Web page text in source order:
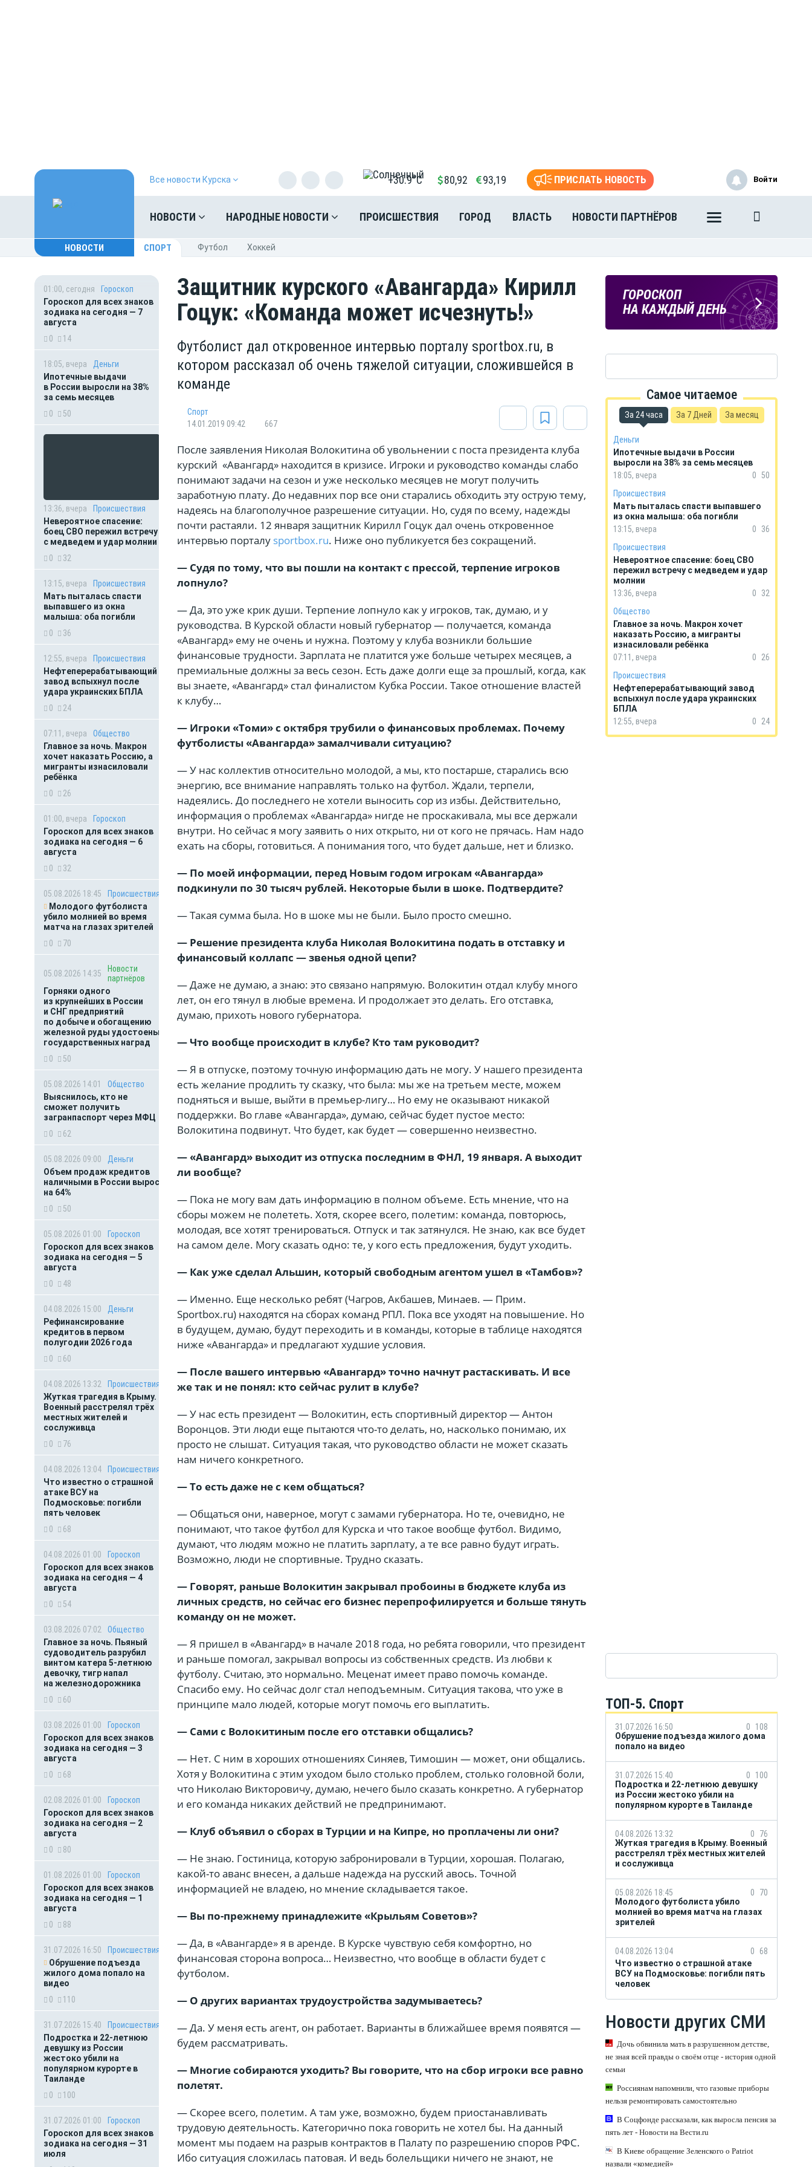
Все новости Курска +30.9°C 80,92 93,19 ПРИСЛАТЬ НОВОСТЬ
НОВОСТИ НАРОДНЫЕ НОВОСТИ ПРОИСШЕСТВИЯ ГОРОД ВЛАСТЬ НОВОСТИ ПАРТНЁРОВ
Войти
НОВОСТИ СПОРТ Футбол Хоккей
01:00, сегодня
Гороскоп
Гороскоп для всех знаков
зодиака на сегодня — 7
августа
0
14
18:05, вчера
Деньги
Ипотечные выдачи
в России выросли на 38%
за семь месяцев
0
50
13:36, вчера
Происшествия
Невероятное спасение:
боец СВО пережил встречу
с медведем и удар молнии
0
32
13:15, вчера
Происшествия
Мать пыталась спасти
выпавшего из окна
малыша: оба погибли
0
36
12:55, вчера
Происшествия
Нефтеперерабатывающий
завод вспыхнул после
удара украинских БПЛА
0
24
07:11, вчера
Общество
Главное за ночь. Макрон
хочет наказать Россию, а
мигранты изнасиловали
ребёнка
0
26
01:00, вчера
Гороскоп
Гороскоп для всех знаков
зодиака на сегодня — 6
августа
0
32
05.08.2026 18:45
Происшествия
Молодого футболиста
убило молнией во время
матча на глазах зрителей
0
70
05.08.2026 14:35
Новости
партнёров
Горняки одного
из крупнейших в России
и СНГ предприятий
по добыче и обогащению
железной руды удостоены
государственных наград
0
50
05.08.2026 14:01
Общество
Выяснилось, кто не
сможет получить
загранпаспорт через МФЦ
0
62
05.08.2026 09:00
Деньги
Объем продаж кредитов
наличными в России вырос
на 64%
0
50
05.08.2026 01:00
Гороскоп
Гороскоп для всех знаков
зодиака на сегодня — 5
августа
0
48
04.08.2026 15:00
Деньги
Рефинансирование
кредитов в первом
полугодии 2026 года
0
60
04.08.2026 13:32
Происшествия
Жуткая трагедия в Крыму.
Военный расстрелял трёх
местных жителей и
сослуживца
0
76
04.08.2026 13:04
Происшествия
Что известно о страшной
атаке ВСУ на
Подмосковье: погибли
пять человек
0
68
04.08.2026 01:00
Гороскоп
Гороскоп для всех знаков
зодиака на сегодня — 4
августа
0
54
03.08.2026 07:02
Общество
Главное за ночь. Пьяный
судоводитель разрубил
винтом катера 5-летнюю
девочку, тигр напал
на железнодорожника
0
60
03.08.2026 01:00
Гороскоп
Гороскоп для всех знаков
зодиака на сегодня — 3
августа
0
68
02.08.2026 01:00
Гороскоп
Гороскоп для всех знаков
зодиака на сегодня — 2
августа
0
80
01.08.2026 01:00
Гороскоп
Гороскоп для всех знаков
зодиака на сегодня — 1
августа
0
88
31.07.2026 16:50
Происшествия
Обрушение подъезда
жилого дома попало на
видео
0
110
31.07.2026 15:40
Происшествия
Подростка и 22-летнюю
девушку из России
жестоко убили на
популярном курорте в
Таиланде
0
100
31.07.2026 01:00
Гороскоп
Гороскоп для всех знаков
зодиака на сегодня — 31
июля
Защитник курского «Авангарда» Кирилл
Гоцук: «Команда может исчезнуть!»
Футболист дал откровенное интервью порталу sportbox.ru, в
котором рассказал об очень тяжелой ситуации, сложившейся в
команде
Спорт
14.01.2019 09:42
667
После заявления Николая Волокитина об увольнении с поста президента клуба
курский «Авангард» находится в кризисе. Игроки и руководство команды слабо
понимают задачи на сезон и уже несколько месяцев не могут получить
заработную плату. До недавних пор все они старались обходить эту острую тему,
надеясь на благополучное разрешение ситуации. Но, судя по всему, надежды
почти растаяли. 12 января защитник Кирилл Гоцук дал очень откровенное
интервью порталу sportbox.ru. Ниже оно публикуется без сокращений.
— Судя по тому, что вы пошли на контакт с прессой, терпение игроков
лопнуло?
— Да, это уже крик души. Терпение лопнуло как у игроков, так, думаю, и у
руководства. В Курской области новый губернатор — получается, команда
«Авангард» ему не очень и нужна. Поэтому у клуба возникли большие
финансовые трудности. Зарплата не платится уже больше четырех месяцев, а
премиальные должны за весь сезон. Есть даже долги еще за прошлый, когда, как
вы знаете, «Авангард» стал финалистом Кубка России. Такое отношение властей
к клубу…
— Игроки «Томи» с октября трубили о финансовых проблемах. Почему
футболисты «Авангарда» замалчивали ситуацию?
— У нас коллектив относительно молодой, а мы, кто постарше, старались всю
энергию, все внимание направлять только на футбол. Ждали, терпели,
надеялись. До последнего не хотели выносить сор из избы. Действительно,
информация о проблемах «Авангарда» нигде не проскакивала, мы все держали
внутри. Но сейчас я могу заявить о них открыто, ни от кого не прячась. Нам надо
ехать на сборы, готовиться. А понимания того, что будет дальше, нет и близко.
— По моей информации, перед Новым годом игрокам «Авангарда»
подкинули по 30 тысяч рублей. Некоторые были в шоке. Подтвердите?
— Такая сумма была. Но в шоке мы не были. Было просто смешно.
— Решение президента клуба Николая Волокитина подать в отставку и
финансовый коллапс — звенья одной цепи?
— Даже не думаю, а знаю: это связано напрямую. Волокитин отдал клубу много
лет, он его тянул в любые времена. И продолжает это делать. Его отставка,
думаю, прихоть нового губернатора.
— Что вообще происходит в клубе? Кто там руководит?
— Я в отпуске, поэтому точную информацию дать не могу. У нашего президента
есть желание продлить ту сказку, что была: мы же на третьем месте, можем
подняться и выше, выйти в премьер-лигу… Но ему не оказывают никакой
поддержки. Во главе «Авангарда», думаю, сейчас будет пустое место:
Волокитина подвинут. Что будет, как будет — совершенно неизвестно.
— «Авангард» выходит из отпуска последним в ФНЛ, 19 января. А выходит
ли вообще?
— Пока не могу вам дать информацию в полном объеме. Есть мнение, что на
сборы можем не полететь. Хотя, скорее всего, полетим: команда, повторюсь,
молодая, все хотят тренироваться. Отпуск и так затянулся. Не знаю, как все будет
на самом деле. Могу сказать одно: те, у кого есть предложения, будут уходить.
— Как уже сделал Альшин, который свободным агентом ушел в «Тамбов»?
— Именно. Еще несколько ребят (Чагров, Акбашев, Минаев. — Прим.
Sportbox.ru) находятся на сборах команд РПЛ. Пока все уходят на повышение. Но
в будущем, думаю, будут переходить и в команды, которые в таблице находятся
ниже «Авангарда» и предлагают худшие условия.
— После вашего интервью «Авангард» точно начнут растаскивать. И все
же так и не понял: кто сейчас рулит в клубе?
— У нас есть президент — Волокитин, есть спортивный директор — Антон
Воронцов. Эти люди еще пытаются что-то делать, но, насколько понимаю, их
просто не слышат. Ситуация такая, что руководство области не может сказать
нам ничего конкретного.
— То есть даже не с кем общаться?
— Общаться они, наверное, могут с замами губернатора. Но те, очевидно, не
понимают, что такое футбол для Курска и что такое вообще футбол. Видимо,
думают, что людям можно не платить зарплату, а те все равно будут играть.
Возможно, люди не спортивные. Трудно сказать.
— Говорят, раньше Волокитин закрывал пробоины в бюджете клуба из
личных средств, но сейчас его бизнес перепрофилируется и больше тянуть
команду он не может.
— Я пришел в «Авангард» в начале 2018 года, но ребята говорили, что президент
и раньше помогал, закрывал вопросы из собственных средств. Из любви к
футболу. Считаю, это нормально. Меценат имеет право помочь команде.
Спасибо ему. Но сейчас долг стал неподъемным. Ситуация такова, что уже в
принципе мало людей, которые могут помочь его выплатить.
— Сами с Волокитиным после его отставки общались?
— Нет. С ним в хороших отношениях Синяев, Тимошин — может, они общались.
Хотя у Волокитина с этим уходом было столько проблем, столько головной боли,
что Николаю Викторовичу, думаю, нечего было сказать конкретно. А губернатор
и его команда никаких действий не предпринимают.
— Клуб объявил о сборах в Турции и на Кипре, но проплачены ли они?
— Не знаю. Гостиница, которую забронировали в Турции, хорошая. Полагаю,
какой-то аванс внесен, а дальше надежда на русский авось. Точной
информацией не владею, но мнение складывается такое.
— Вы по-прежнему принадлежите «Крыльям Советов»?
— Да, в «Авангарде» я в аренде. В Курске чувствую себя комфортно, но
финансовая сторона вопроса… Неизвестно, что вообще в области будет с
футболом.
— О других вариантах трудоустройства задумываетесь?
— Да. У меня есть агент, он работает. Варианты в ближайшее время появятся —
будем рассматривать.
— Многие собираются уходить? Вы говорите, что на сбор игроки все равно
полетят.
— Скорее всего, полетим. А там уже, возможно, будем приостанавливать
трудовую деятельность. Категорично пока говорить не хотел бы. На данный
момент мы подаем на разрыв контрактов в Палату по разрешению споров РФС.
Ибо ситуация сложилась патовая. И ведь болельщики ничего не знают, не
ПОГОДА
В КУРСКЕ
ГОРОСКОП
НА КАЖДЫЙ ДЕНЬ
Самое читаемое
За 24 часа За 7 Дней За месяц
Деньги
Ипотечные выдачи в России
выросли на 38% за семь месяцев
18:05, вчера
0 50
Происшествия
Мать пыталась спасти выпавшего
из окна малыша: оба погибли
13:15, вчера
0
36
Происшествия
Невероятное спасение: боец СВО
пережил встречу с медведем и удар
молнии
13:36, вчера
0
32
Общество
Главное за ночь. Макрон хочет
наказать Россию, а мигранты
изнасиловали ребёнка
07:11, вчера
0
26
Происшествия
Нефтеперерабатывающий завод
вспыхнул после удара украинских
БПЛА
12:55, вчера
0 24
ТОП-5. Спорт
31.07.2026 16:50 0
108
Обрушение подъезда жилого дома
попало на видео
31.07.2026 15:40 0
100
Подростка и 22-летнюю девушку
из России жестоко убили на
популярном курорте в Таиланде
04.08.2026 13:32 0
76
Жуткая трагедия в Крыму. Военный
расстрелял трёх местных жителей
и сослуживца
05.08.2026 18:45 0
70
Молодого футболиста убило
молнией во время матча на глазах
зрителей
04.08.2026 13:04 0
68
Что известно о страшной атаке
ВСУ на Подмосковье: погибли пять
человек
Новости других СМИ
Дочь обвинила мать в разрушенном детстве,
не зная всей правды о своём отце - история одной
семьи
Россиянам напомнили, что газовые приборы
нельзя ремонтировать самостоятельно
В Соцфонде рассказали, как выросла пенсия за
пять лет - Новости на Вести.ru
В Киеве обращение Зеленского о Patriot
назвали «комедией»